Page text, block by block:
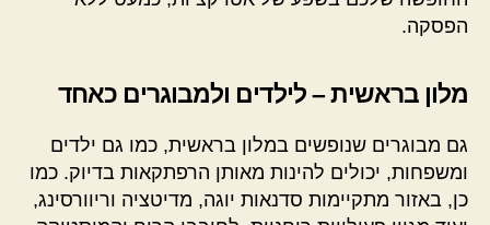
הפסקה.
מלון בראשית – לילדים ולמבוגרים כאחד
גם מבוגרים שנופשים במלון בראשית, כמו גם ילדים
ומשפחות, יכולים להינות מאותן הרפתקאות בדיוק. כמו
כן, באזור מתקיימות סדנאות יוגה, מדיטציה וריוורסינג,